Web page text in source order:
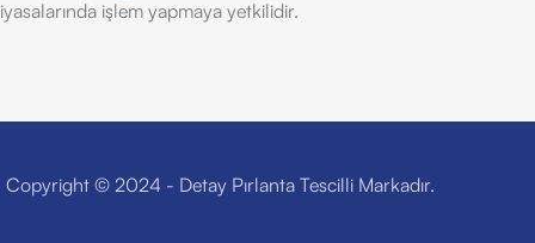
işlem yapmaya yetkilidir.
Copyright © 2024 - Detay Pırlanta Tescilli Markadır.